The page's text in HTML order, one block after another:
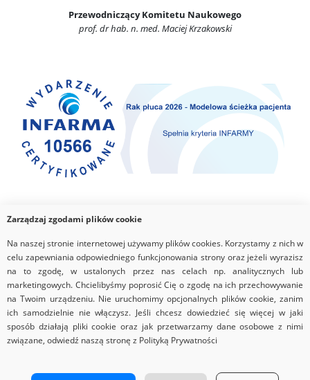
Przewodniczący Komitetu Naukowego
prof. dr hab. n. med. Maciej Krzakowski
Strona główna
Nota prawna Regulamin
Zarządzaj zgodami plików cookie
Na naszej stronie internetowej używamy plików cookies. Korzystamy z nich w
celu zapewniania odpowiedniego funkcjonowania strony oraz jeżeli wyrazisz
na to zgodę, w ustalonych przez nas celach np. analitycznych lub
marketingowych. Chcielibyśmy poprosić Cię o zgodę na ich przechowywanie
na Twoim urządzeniu. Nie uruchomimy opcjonalnych plików cookie, zanim
ich samodzielnie nie włączysz. Jeśli chcesz dowiedzieć się więcej w jaki
sposób działają pliki cookie oraz jak przetwarzamy dane osobowe z nimi
związane, odwiedź naszą stronę z Polityką Prywatności